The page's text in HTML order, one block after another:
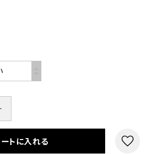
トに入れる